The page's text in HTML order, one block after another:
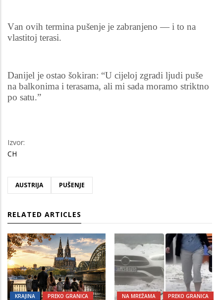
Van ovih termina pušenje je zabranjeno — i to na
vlastitoj terasi.
Danijel je ostao šokiran: “U cijeloj zgradi ljudi puše
na balkonima i terasama, ali mi sada moramo striktno
po satu.”
Izvor:
CH
AUSTRIJA PUŠENJE
RELATED ARTICLES
KRAJINA PREKO GRANICA NA MREŽAMA PREKO GRANICA